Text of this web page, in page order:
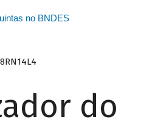
no BNDES
do